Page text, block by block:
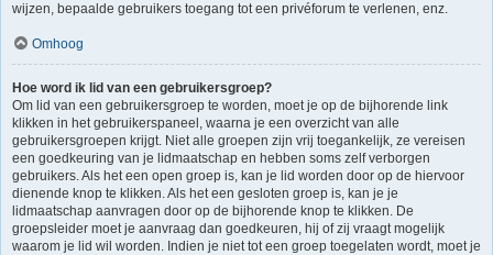
wijzen, bepaalde gebruikers toegang tot een privéforum te verlenen, enz.
Omhoog
Hoe word ik lid van een gebruikersgroep?
Om lid van een gebruikersgroep te worden, moet je op de bijhorende link
klikken in het gebruikerspaneel, waarna je een overzicht van alle
gebruikersgroepen krijgt. Niet alle groepen zijn vrij toegankelijk, ze vereisen
een goedkeuring van je lidmaatschap en hebben soms zelf verborgen
gebruikers. Als het een open groep is, kan je lid worden door op de hiervoor
dienende knop te klikken. Als het een gesloten groep is, kan je je
lidmaatschap aanvragen door op de bijhorende knop te klikken. De
groepsleider moet je aanvraag dan goedkeuren, hij of zij vraagt mogelijk
waarom je lid wil worden. Indien je niet tot een groep toegelaten wordt, moet je